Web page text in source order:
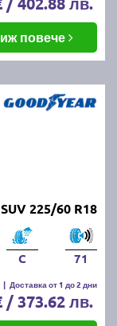
повече
225/60 R18
C 71
| Доставка от 1 до 2 дни
/ 373.62 лв.